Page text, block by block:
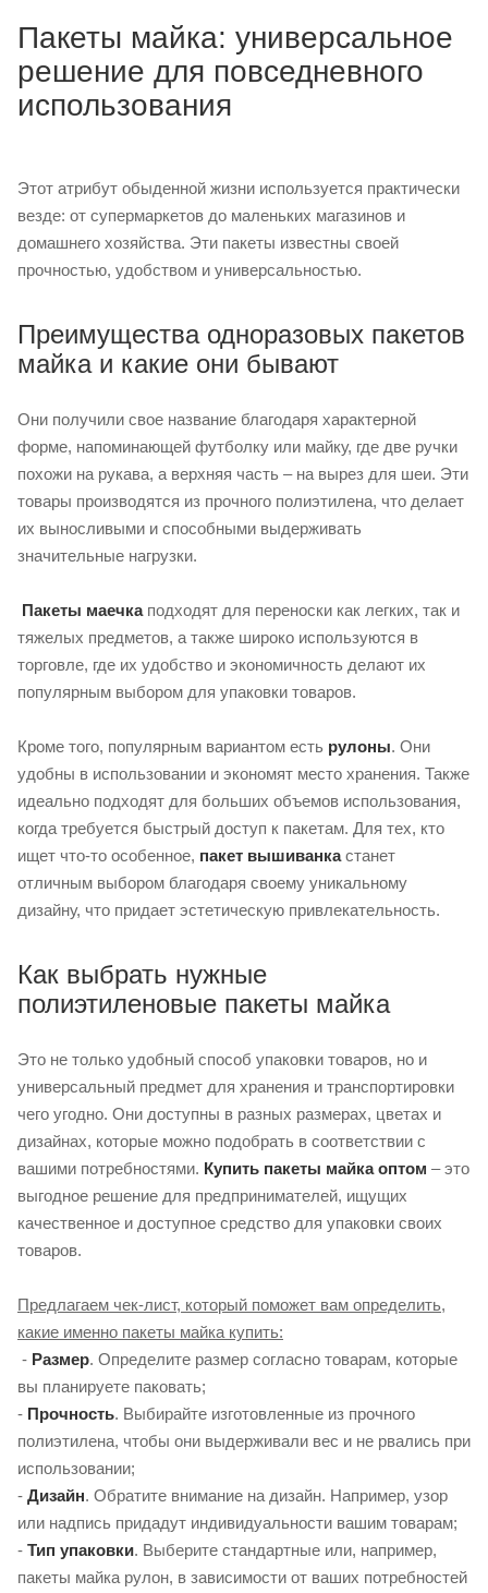
Пакеты майка: универсальное
решение для повседневного
использования
Этот атрибут обыденной жизни используется практически
везде: от супермаркетов до маленьких магазинов и
домашнего хозяйства. Эти пакеты известны своей
прочностью, удобством и универсальностью.
Преимущества одноразовых пакетов
майка и какие они бывают
Они получили свое название благодаря характерной
форме, напоминающей футболку или майку, где две ручки
похожи на рукава, а верхняя часть – на вырез для шеи. Эти
товары производятся из прочного полиэтилена, что делает
их выносливыми и способными выдерживать
значительные нагрузки.
Пакеты маечкаподходят для переноски как легких, так и
тяжелых предметов, а также широко используются в
торговле, где их удобство и экономичность делают их
популярным выбором для упаковки товаров.
Кроме того, популярным вариантом есть рулоны. Они
удобны в использовании и экономят место хранения. Также
идеально подходят для больших объемов использования,
когда требуется быстрый доступ к пакетам. Для тех, кто
ищет что-то особенное, пакет вышиванкастанет
отличным выбором благодаря своему уникальному
дизайну, что придает эстетическую привлекательность.
Как выбрать нужные
полиэтиленовые пакеты майка
Это не только удобный способ упаковки товаров, но и
универсальный предмет для хранения и транспортировки
чего угодно. Они доступны в разных размерах, цветах и ​​
дизайнах, которые можно подобрать в соответствии с
вашими потребностями. Купить пакеты майка оптом – это
выгодное решение для предпринимателей, ищущих
качественное и доступное средство для упаковки своих
товаров.
Предлагаем чек-лист, который поможет вам определить,
какие именно пакеты майка купить:
- Размер. Определите размер согласно товарам, которые
вы планируете паковать;
- Прочность. Выбирайте изготовленные из прочного
полиэтилена, чтобы они выдерживали вес и не рвались при
использовании;
- Дизайн. Обратите внимание на дизайн. Например, узор
или надпись придадут индивидуальности вашим товарам;
- Тип упаковки. Выберите стандартные или, например,
пакеты майка рулон, в зависимости от ваших потребностей